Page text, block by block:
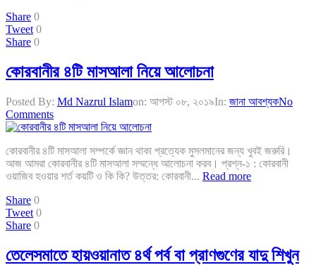
Share 0
Tweet 0
Share 0
কোরবানীর ৪টি মাসআলা নিয়ে আলোচনা
Posted By: Md Nazrul Islamon: আগস্ট ০৮, ২০১৯In: জানা আবশ্যকNo
Comments
কোরবানীর ৪টি মাসআলা সম্পর্কে জ্ঞান থাকা প্রত্যেক মুসলমানের জন্য খুবই জরুরি।
আজ আমরা কোরবানীর ৪টি মাসআলা সম্মন্ধে আলোচনা করব। প্রশ্ন-১ : কোরবানী
ওয়াজিব হওয়ার শর্ত কয়টি ও কি কি? উত্তর: কোরবানী... Read more
Share 0
Tweet 0
Share 0
তেলেসমাতে হায়ওয়ানাত ৪র্থ পর্ব বা প্রাণগুণের যাদু শিখুন